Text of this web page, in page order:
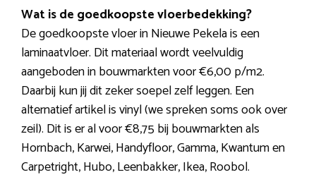
Wat is de goedkoopste vloerbedekking?
De goedkoopste vloer in Nieuwe Pekela is een
laminaatvloer. Dit materiaal wordt veelvuldig
aangeboden in bouwmarkten voor €6,00 p/m2.
Daarbij kun jij dit zeker soepel zelf leggen. Een
alternatief artikel is vinyl (we spreken soms ook over
zeil). Dit is er al voor €8,75 bij bouwmarkten als
Hornbach, Karwei, Handyfloor, Gamma, Kwantum en
Carpetright, Hubo, Leenbakker, Ikea, Roobol.